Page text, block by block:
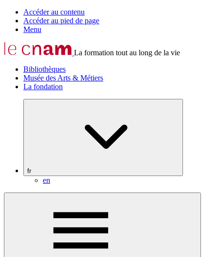
Accéder au contenu
Accéder au pied de page
Menu
La formation tout au long de la vie
Bibliothèques
Musée des Arts & Métiers
La fondation
fr
en